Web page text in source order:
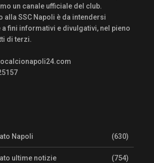
un canale ufficiale del club.
alla SSC Napoli è da intendersi
fini informativi e divulgativi, nel pieno
di terzi.
Napoli (630)
ultime notizie (754)